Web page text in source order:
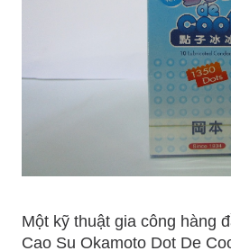
Một kỹ thuật gia công hàng
Cao Su Okamoto Dot De